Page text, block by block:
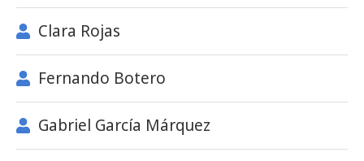
Clara Rojas
Fernando Botero
Gabriel García Márquez